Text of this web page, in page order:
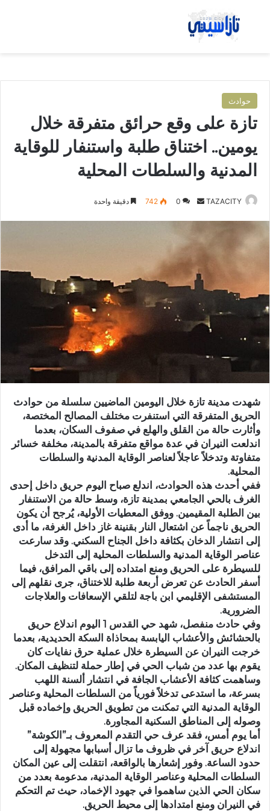
بحث عن
حوادث
تازة على وقع حرائق متفرقة خلال
يومين.. اختناق طلبة واستنفار للوقاية
المدنية والسلطات المحلية
TAZACITY
ر
و
ن
ي
ا
0
742 دقيقة واحدة
شهدت مدينة تازة خلال اليومين الماضيين سلسلة من حوادث
الحريق المتفرقة التي استنفرت مختلف المصالح المختصة،
وأثارت حالة من القلق والهلع في صفوف السكان، بعدما
اندلعت النيران في عدة مواقع متفرقة بالمدينة، مخلفة خسائر
متفاوتة وتدخلاً عاجلاً لعناصر الوقاية المدنية والسلطات
المحلية.
ففي أحدث هذه الحوادث، اندلع صباح اليوم حريق داخل إحدى
الغرف بالحي الجامعي بمدينة تازة، وسط حالة من الاستنفار
بين الطلبة المقيمين. ووفق المعطيات الأولية، يُرجح أن يكون
الحريق ناجماً عن اشتعال النار بقنينة غاز داخل الغرفة، ما أدى
إلى انتشار الدخان بكثافة داخل الجناح السكني. وقد سارعت
عناصر الوقاية المدنية والسلطات المحلية إلى التدخل
للسيطرة على الحريق ومنع امتداده إلى باقي المرافق، فيما
أسفر الحادث عن تعرض أربعة طلبة للاختناق، جرى نقلهم إلى
المستشفى الإقليمي ابن باجة لتلقي الإسعافات والعلاجات
الضرورية.
وفي حادث منفصل، شهد حي القدس 1 اليوم اندلاع حريق
بالحشائش والأعشاب اليابسة بمحاذاة السكة الحديدية، بعدما
خرجت النيران عن السيطرة خلال عملية حرق نفايات كان
يقوم بها عدد من شباب الحي في إطار حملة لتنظيف المكان.
وساهمت كثافة الأعشاب الجافة في انتشار ألسنة اللهب
بسرعة، ما استدعى تدخلاً فورياً من السلطات المحلية وعناصر
الوقاية المدنية التي تمكنت من تطويق الحريق وإخماده قبل
وصوله إلى المناطق السكنية المجاورة.
أما يوم أمس، فقد عرف حي التقدم المعروف بـ”الكوشة”
اندلاع حريق آخر في ظروف ما تزال أسبابها مجهولة إلى
حدود الساعة. وفور إشعارها بالواقعة، انتقلت إلى عين المكان
السلطات المحلية وعناصر الوقاية المدنية، مدعومة بعدد من
سكان الحي الذين ساهموا في جهود الإخماد، حيث تم التحكم
في النيران ومنع امتدادها إلى محيط الحريق.